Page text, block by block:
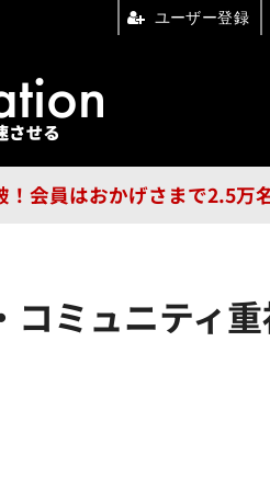
会員はおかげさまで2.5万
ブランドチャンネル
フォーエム
ミュニティ
ユーザー登録